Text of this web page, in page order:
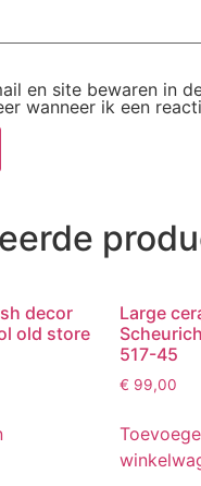
en site bewaren in
wanneer ik een
decor
old store
Large
517-45
€ 99,00